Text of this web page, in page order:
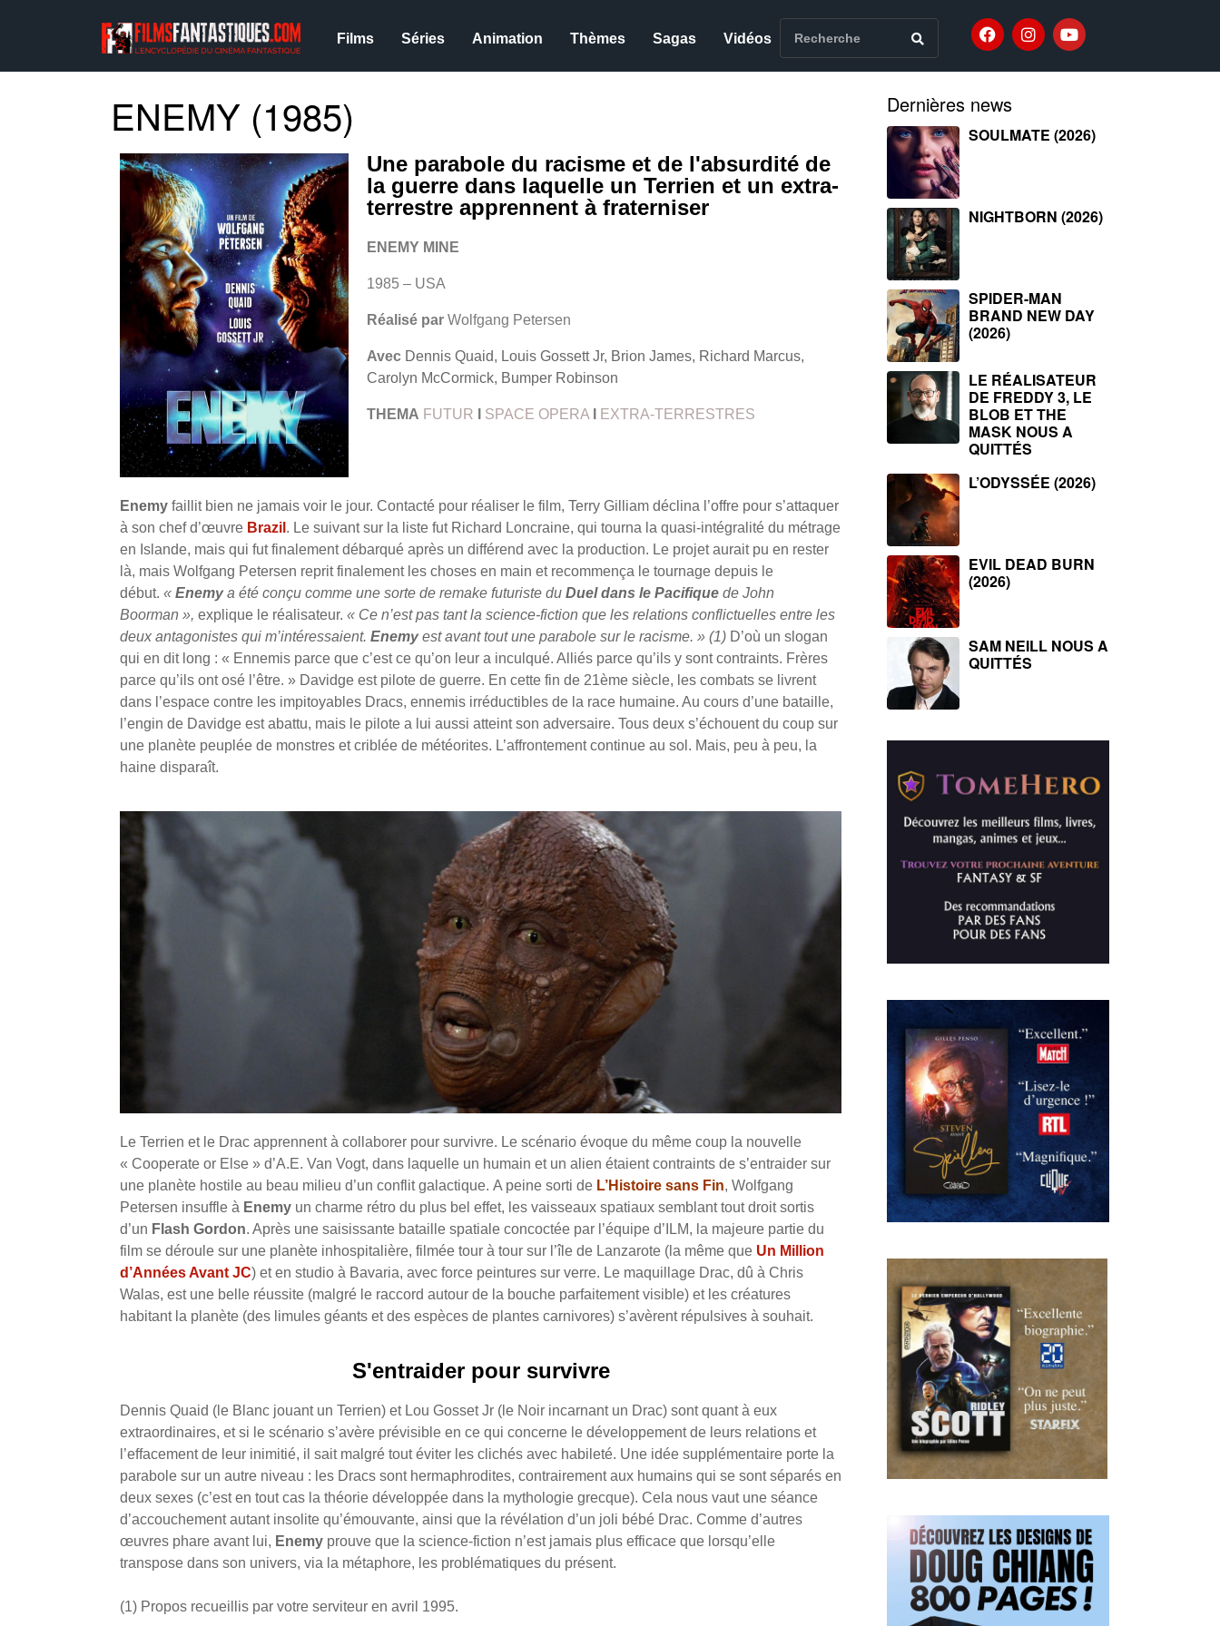
Films Séries Animation Thèmes Sagas Vidéos
ENEMY (1985)
Une parabole du racisme et de l'absurdité de
la guerre dans laquelle un Terrien et un extra-
terrestre apprennent à fraterniser
ENEMY MINE
1985 – USA
Réalisé par Wolfgang Petersen
Avec Dennis Quaid, Louis Gossett Jr, Brion James, Richard Marcus,
Carolyn McCormick, Bumper Robinson
THEMA FUTUR SPACE OPERA EXTRA-TERRESTRES
Enemy faillit bien ne jamais voir le jour. Contacté pour réaliser le film, Terry Gilliam déclina l’offre pour s’attaquer
à son chef d’œuvre Brazil . Le suivant sur la liste fut Richard Loncraine, qui tourna la quasi-intégralité du métrage
en Islande, mais qui fut finalement débarqué après un différend avec la production. Le projet aurait pu en rester
là, mais Wolfgang Petersen reprit finalement les choses en main et recommença le tournage depuis le
début. « Enemya été conçu comme une sorte de remake futuriste du Duel dans le Pacifique de John
Boorman », explique le réalisateur. « Ce n’est pas tant la science-fiction que les relations conflictuelles entre les
deux antagonistes qui m’intéressaient. Enemyest avant tout une parabole sur le racisme. » (1) D’où un slogan
qui en dit long : « Ennemis parce que c’est ce qu’on leur a inculqué. Alliés parce qu’ils y sont contraints. Frères
parce qu’ils ont osé l’être. » Davidge est pilote de guerre. En cette fin de 21ème siècle, les combats se livrent
dans l’espace contre les impitoyables Dracs, ennemis irréductibles de la race humaine. Au cours d’une bataille,
l’engin de Davidge est abattu, mais le pilote a lui aussi atteint son adversaire. Tous deux s’échouent du coup sur
une planète peuplée de monstres et criblée de météorites. L’affrontement continue au sol. Mais, peu à peu, la
haine disparaît.
Le Terrien et le Drac apprennent à collaborer pour survivre. Le scénario évoque du même coup la nouvelle
« Cooperate or Else » d’A.E. Van Vogt, dans laquelle un humain et un alien étaient contraints de s’entraider sur
une planète hostile au beau milieu d’un conflit galactique. A peine sorti de L’Histoire sans Fin, Wolfgang
Petersen insuffle à Enemy un charme rétro du plus bel effet, les vaisseaux spatiaux semblant tout droit sortis
d’un Flash Gordon. Après une saisissante bataille spatiale concoctée par l’équipe d’ILM, la majeure partie du
film se déroule sur une planète inhospitalière, filmée tour à tour sur l’île de Lanzarote (la même que Un Million
d’Années Avant JC) et en studio à Bavaria, avec force peintures sur verre. Le maquillage Drac, dû à Chris
Walas, est une belle réussite (malgré le raccord autour de la bouche parfaitement visible) et les créatures
habitant la planète (des limules géants et des espèces de plantes carnivores) s’avèrent répulsives à souhait.
S'entraider pour survivre
Dennis Quaid (le Blanc jouant un Terrien) et Lou Gosset Jr (le Noir incarnant un Drac) sont quant à eux
extraordinaires, et si le scénario s’avère prévisible en ce qui concerne le développement de leurs relations et
l’effacement de leur inimitié, il sait malgré tout éviter les clichés avec habileté. Une idée supplémentaire porte la
parabole sur un autre niveau : les Dracs sont hermaphrodites, contrairement aux humains qui se sont séparés en
deux sexes (c’est en tout cas la théorie développée dans la mythologie grecque). Cela nous vaut une séance
d’accouchement autant insolite qu’émouvante, ainsi que la révélation d’un joli bébé Drac. Comme d’autres
œuvres phare avant lui, Enemy prouve que la science-fiction n’est jamais plus efficace que lorsqu’elle
transpose dans son univers, via la métaphore, les problématiques du présent.
(1) Propos recueillis par votre serviteur en avril 1995.
Dernières news
SOULMATE (2026)
NIGHTBORN (2026)
SPIDER-MAN
BRAND NEW DAY
(2026)
LE RÉALISATEUR
DE FREDDY 3, LE
BLOB ET THE
MASK NOUS A
QUITTÉS
L’ODYSSÉE (2026)
EVIL DEAD BURN
(2026)
SAM NEILL NOUS A
QUITTÉS